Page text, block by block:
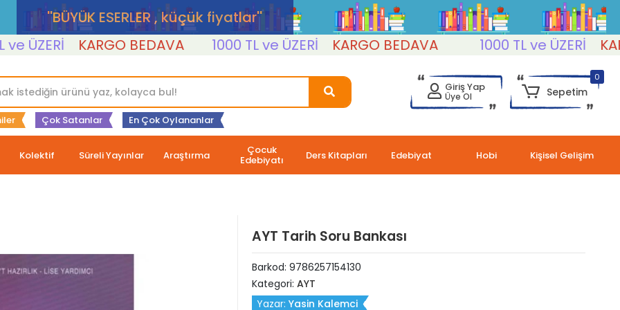
''BÜYÜK ESERLER , küçük fiyatlar''
KARGO BEDAVA 1000 TL ve ÜZERİ KARGO BEDAVA 1000 TL ve ÜZERİ
Çok Satanlar En Çok Oylananlar
Giriş Yap
Üye Ol
0
Sepetim
Kolektif Süreli Yayınlar Araştırma Çocuk
Edebiyatı Ders Kitapları Edebiyat Hobi Kişisel Gelişim
AYT Tarih Soru Bankası
Barkod: 9786257154130
Kategori: AYT
Yazar: Yasin Kalemci